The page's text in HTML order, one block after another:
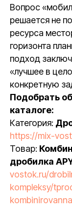
Вопрос
решается не
ресурса
горизонта
подход
«лучшее в
конкретную
Подобрать
каталоге:
Категория:
https://mix-
Товар:
дробилка
vostok.ru/
kompleksy/